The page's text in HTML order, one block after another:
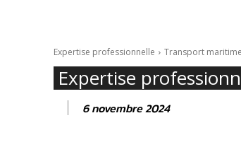
Expertise professionnelle Transport
Expertise
6 novembre 2024